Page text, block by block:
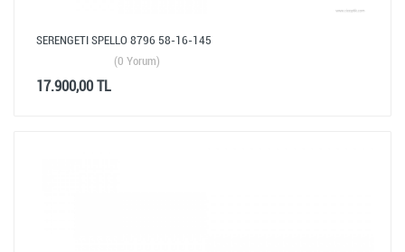
SERENGETI SPELLO 8796 58-16-145
(0 Yorum)
17.900,00 TL